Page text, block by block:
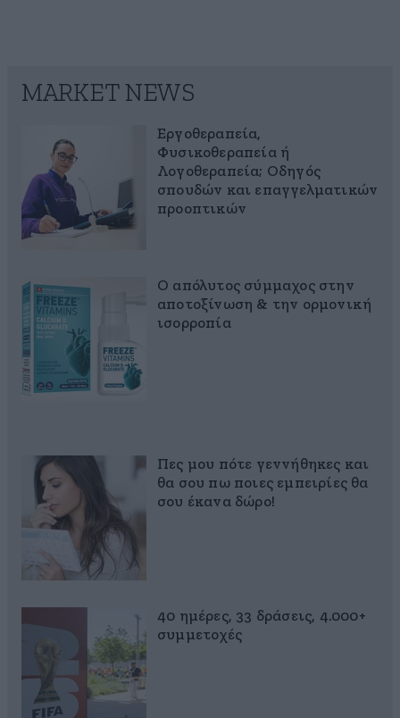
MARKET NEWS
Εργοθεραπεία,
Φυσικοθεραπεία ή
Λογοθεραπεία; Οδηγός
σπουδών και επαγγελματικών
προοπτικών
Ο απόλυτος σύμμαχος στην
αποτοξίνωση & την ορμονική
ισορροπία
Πες μου πότε γεννήθηκες και
θα σου πω ποιες εμπειρίες θα
σου έκανα δώρο!
40 ημέρες, 33 δράσεις, 4.000+
συμμετοχές